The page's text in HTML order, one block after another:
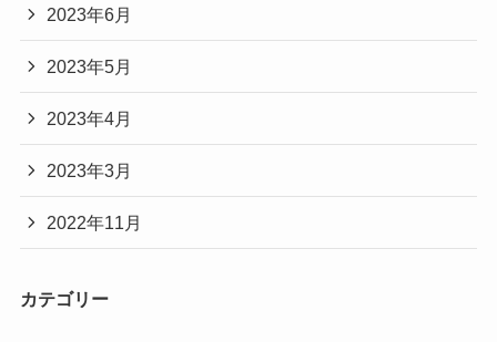
2023年6月
2023年5月
2023年4月
2023年3月
2022年11月
カテゴリー